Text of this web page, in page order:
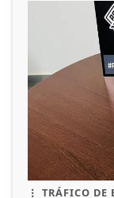
TRÁFICO DE